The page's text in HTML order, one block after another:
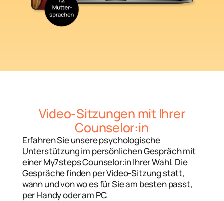
Video-Sitzungen mit Ihrer
Counselor:in
Erfahren Sie unsere psychologische
Unterstützung im persönlichen Gespräch mit
einer My7steps Counselor:in Ihrer Wahl. Die
Gespräche finden per Video-Sitzung statt,
wann und von wo es für Sie am besten passt,
per Handy oder am PC.